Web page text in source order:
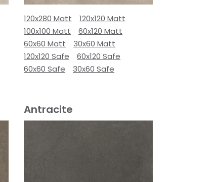
120x280 Matt
120x120 Matt
100x100 Matt
60x120 Matt
60x60 Matt
30x60 Matt
120x120 Safe
60x120 Safe
60x60 Safe
30x60 Safe
Antracite